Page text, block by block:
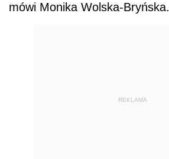
mówi Monika Wolska-Bryńska.
REKLAMA